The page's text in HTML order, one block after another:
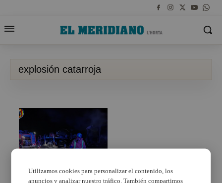
explosión catarroja
Utilizamos cookies para personalizar el contenido, los
anuncios y analizar nuestro tráfico. También compartimos